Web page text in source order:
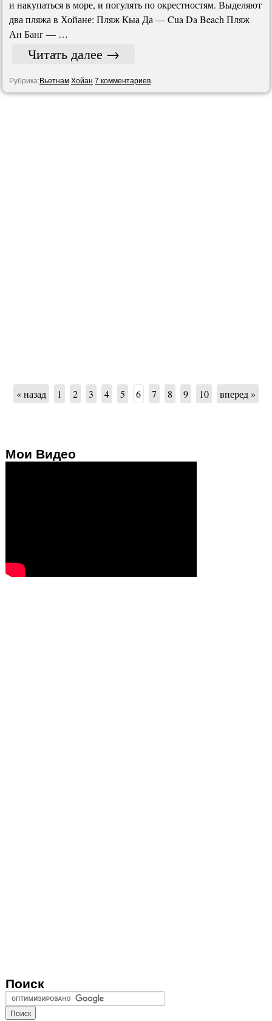
и накупаться в море, и погулять по окрестностям. Выделяют
два пляжа в Хойане: Пляж Кыа Да — Cua Da Beach Пляж
Ан Банг — …
Читать далее →
Рубрика:ВьетнамХойан 7 комментариев
« назад 1 2 3 4 5 6 7 8 9 10 вперед »
Мои Видео
Поиск